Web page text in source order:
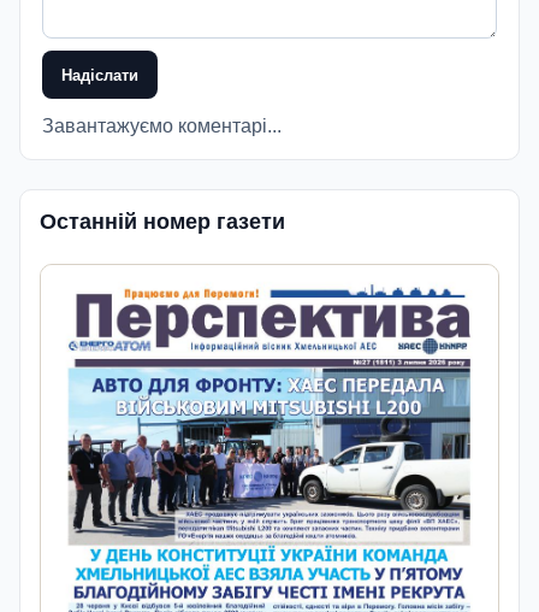
Надіслати
Завантажуємо коментарі...
Останній номер газети